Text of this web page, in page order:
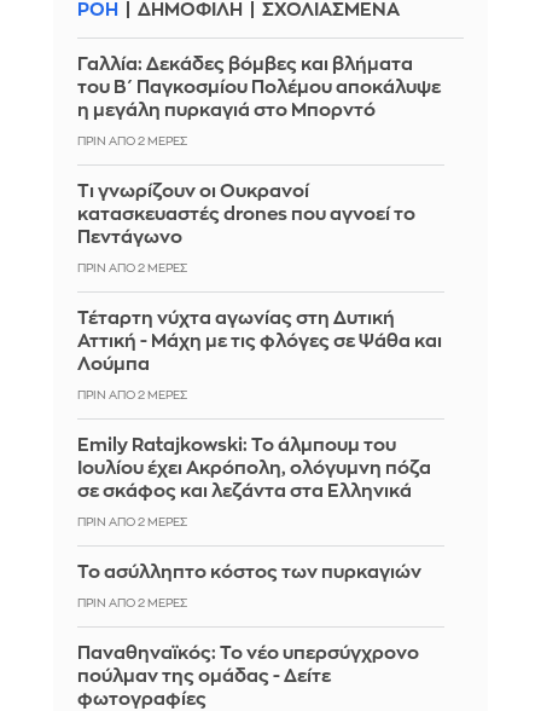
ΡΟΗ ΔΗΜΟΦΙΛΗ ΣΧΟΛΙΑΣΜΕΝΑ
Γαλλία: Δεκάδες βόμβες και βλήματα
του Β΄ Παγκοσμίου Πολέμου αποκάλυψε
η μεγάλη πυρκαγιά στο Μπορντό
ΠΡΙΝ ΑΠΌ 2 ΜΈΡΕΣ
Τι γνωρίζουν οι Ουκρανοί
κατασκευαστές drones που αγνοεί το
Πεντάγωνο
ΠΡΙΝ ΑΠΌ 2 ΜΈΡΕΣ
Τέταρτη νύχτα αγωνίας στη Δυτική
Αττική - Μάχη με τις φλόγες σε Ψάθα και
Λούμπα
ΠΡΙΝ ΑΠΌ 2 ΜΈΡΕΣ
Emily Ratajkowski: Το άλμπουμ του
Ιουλίου έχει Ακρόπολη, ολόγυμνη πόζα
σε σκάφος και λεζάντα στα Ελληνικά
ΠΡΙΝ ΑΠΌ 2 ΜΈΡΕΣ
Το ασύλληπτο κόστος των πυρκαγιών
ΠΡΙΝ ΑΠΌ 2 ΜΈΡΕΣ
Παναθηναϊκός: Το νέο υπερσύγχρονο
πούλμαν της ομάδας - Δείτε
φωτογραφίες